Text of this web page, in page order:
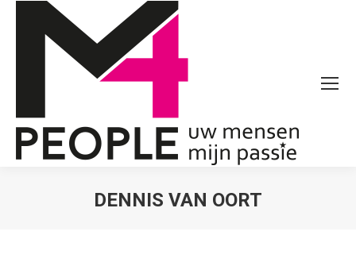
DENNIS VAN OORT